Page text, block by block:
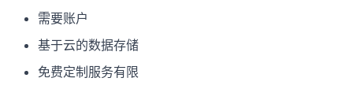
需要账户
基于云的数据存储
免费定制服务有限